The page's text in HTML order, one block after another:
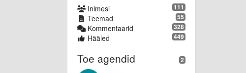
111
Inimesi
55
Teemad
328
Kommentaarid
449
Hääled
2
Toe agendid